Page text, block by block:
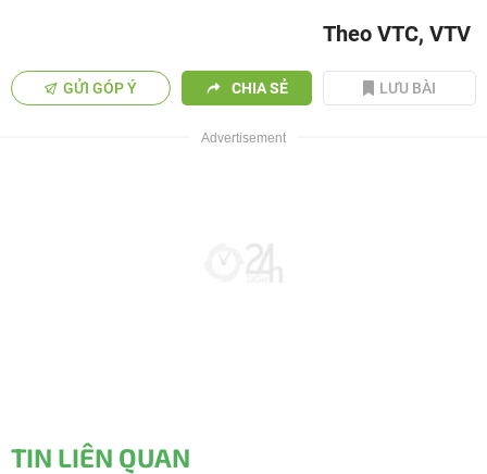
Theo VTC, VTV
GỬI GÓP Ý CHIA SẺ LƯU BÀI
TIN LIÊN QUAN